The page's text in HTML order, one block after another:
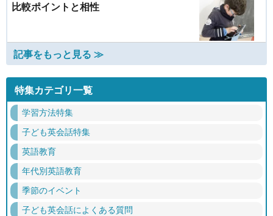
比較ポイントと相性
記事をもっと見る ≫
特集カテゴリ一覧
学習方法特集
子ども英会話特集
英語教育
年代別英語教育
季節のイベント
子ども英会話によくある質問